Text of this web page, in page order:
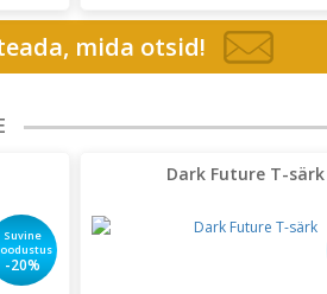
mida otsid!
Suvine
-20%
Dark Future T-särk